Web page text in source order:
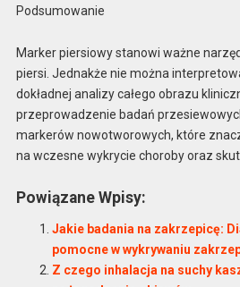
Podsumowanie
Marker piersiowy stanowi ważne
piersi. Jednakże nie można
dokładnej analizy całego obrazu
przeprowadzenie badań
markerów nowotworowych, które
na wczesne wykrycie choroby oraz
Powiązane Wpisy:
Jakie badania na zakrzepicę:
pomocne w wykrywaniu
Z czego inhalacja na suchy